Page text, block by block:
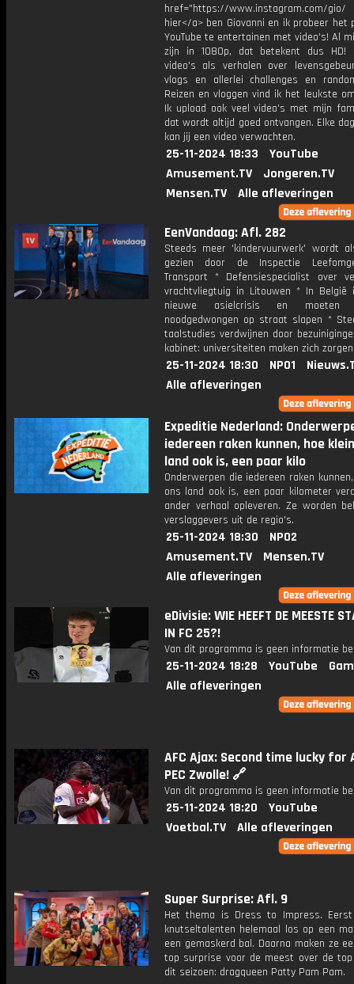
href="https://www.instagram.com/
hier</a> ben Giovanni en ik probeer het
YouTube te entertainen met video's! Al
zijn in 1080p, dat betekent dus HD!
video's als verhalen over
vlogs en allerlei challenges en
Reizen en vloggen vind ik het leukste
Ik upload ook veel video's met mijn
dat wordt altijd goed ontvangen. Elke
kan jij een video verwachten.
25-11-2024 18:33
YouTube
Amusement.TV
Jongeren.TV
Mensen.TV
Alle afleveringen
EenVandaag: Afl. 282
Steeds meer 'kindervuurwerk' wordt
gezien door de Inspectie
Transport * Defensiespecialist over
vrachtvliegtuig in Litouwen * In
nieuwe asielcrisis en moeten
noodgedwongen op straat slapen *
taalstudies verdwijnen door
kabinet: universiteiten maken zich zorgen
25-11-2024 18:30 NPO1
Alle afleveringen
Expeditie Nederland:
iedereen raken kunnen, hoe
land ook is, een paar kilo
Onderwerpen die iedereen raken
ons land ook is, een paar kilometer
ander verhaal opleveren. Ze worden
verslaggevers uit de regio's.
25-11-2024 18:30
NPO2
Amusement.TV
Mensen.TV
Alle afleveringen
eDivisie: WIE HEEFT DE MEESTE
IN FC 25?!
Van dit programma is geen informatie
25-11-2024 18:28 YouTube
Alle afleveringen
AFC Ajax: Second time lucky for
PEC Zwolle! 🔗
Van dit programma is geen informatie
25-11-2024 18:20
YouTube
Voetbal.TV
Alle afleveringen
Super Surprise: Afl. 9
Het thema is Dress to Impress.
knutseltalenten helemaal los op een
een gemaskerd bal. Daarna maken ze
top surprise voor de meest over de
dit seizoen: dragqueen Patty Pam Pam.